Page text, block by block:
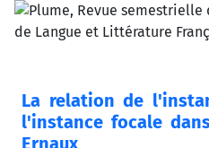
La relation de
l'instance focale
Ernaux